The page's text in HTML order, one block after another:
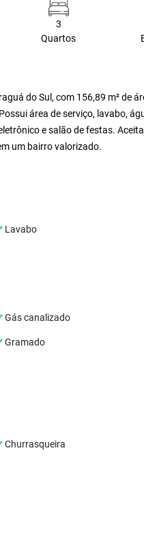
3
Quartos
do Sul, com 156,89 m² de
área de serviço, lavabo,
e salão de festas.
um bairro valorizado.
Lavabo
Gás canalizado
Gramado
Churrasqueira